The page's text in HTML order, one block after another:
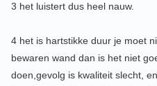
3 het luistert dus heel nauw.
4 het is hartstikke duur je moet
bewaren wand dan is het niet
doen,gevolg is kwaliteit slecht,